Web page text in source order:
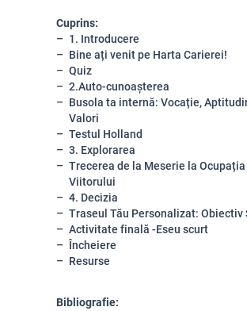
Cuprins:
1. Introducere
Bine ați venit pe Harta Carierei!
Quiz
2.Auto-cunoașterea
Busola ta internă: Vocație,
Valori
Testul Holland
3. Explorarea
Trecerea de la Meserie la Ocupația
Viitorului
4. Decizia
Traseul Tău Personalizat: Obiectiv
Activitate finală -Eseu scurt
Încheiere
Resurse
Bibliografie: